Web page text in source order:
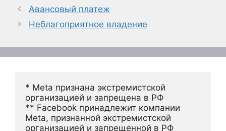
Авансовый платеж
Неблагоприятное владение
* Meta признана экстремистской
организацией и запрещена в РФ
** Facebook принадлежит компании
Meta, признанной экстремистской
организацией и запрещенной в РФ